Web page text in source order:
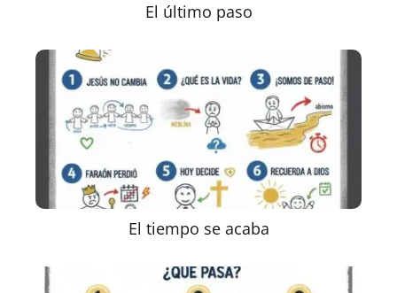
El último paso
El tiempo se acaba